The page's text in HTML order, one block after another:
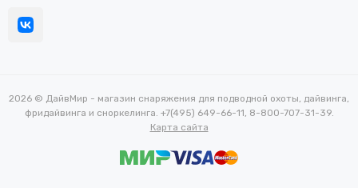
2026 © ДайвМир - магазин снаряжения для подводной охоты, дайвинга,
фридайвинга и сноркелинга. +7(495) 649-66-11, 8-800-707-31-39.
Карта сайта